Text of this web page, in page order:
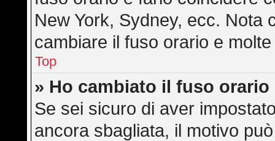
New York, Sydney, ecc. Nota
cambiare il fuso orario e
Top
» Ho cambiato il fuso orario
Se sei sicuro di aver
ancora sbagliata, il motivo